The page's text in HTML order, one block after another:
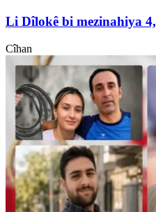
Li Dîlokê bi mezinahiya
Cîhan